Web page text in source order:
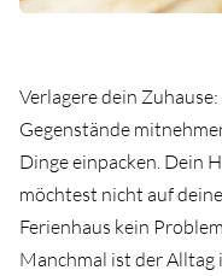
Verlagere dein
Gegenstände
Dinge einpacken. Dein
möchtest nicht auf
Ferienhaus kein Problem.⁠
Manchmal ist der Alltag